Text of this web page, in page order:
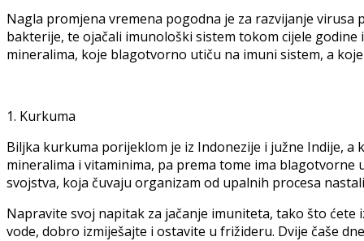
Nagla promjena vremena pogodna je za razvijanje
bakterije, te ojačali imunološki sistem tokom cijele
mineralima, koje blagotvorno utiču na imuni sistem, a
1. Kurkuma
Biljka kurkuma porijeklom je iz Indonezije i južne Indije,
mineralima i vitaminima, pa prema tome ima
svojstva, koja čuvaju organizam od upalnih procesa
Napravite svoj napitak za jačanje imuniteta, tako što
vode, dobro izmiješajte i ostavite u frižideru. Dvije čaše